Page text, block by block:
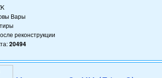
Вары
реконструкции
20494